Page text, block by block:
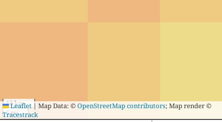
10 km
5 mi
Leaflet| Map Data: ©OpenStreetMap contributors; Map render ©
Tracestrack